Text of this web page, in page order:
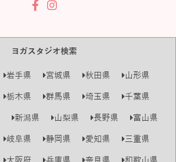
ヨガスタジオ検索
岩手県 宮城県 秋田県
山形県
栃木県 群馬県 埼玉県
千葉県
新潟県 山梨県 長野県
富山県
岐阜県 静岡県 愛知県
三重県